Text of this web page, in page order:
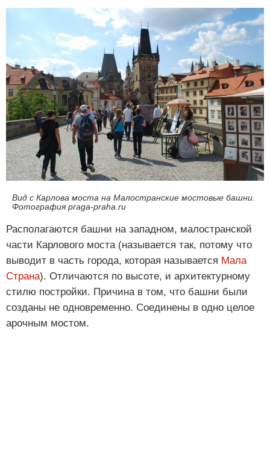
Вид с Карлова моста на Малостранские мостовые башни.
Фотография praga-praha.ru
Располагаются башни на западном, малостранской
части Карлового моста (называется так, потому что
выводит в часть города, которая называется Мала
Страна). Отличаются по высоте, и архитектурному
стилю постройки. Причина в том, что башни были
созданы не одновременно. Соединены в одно целое
арочным мостом.